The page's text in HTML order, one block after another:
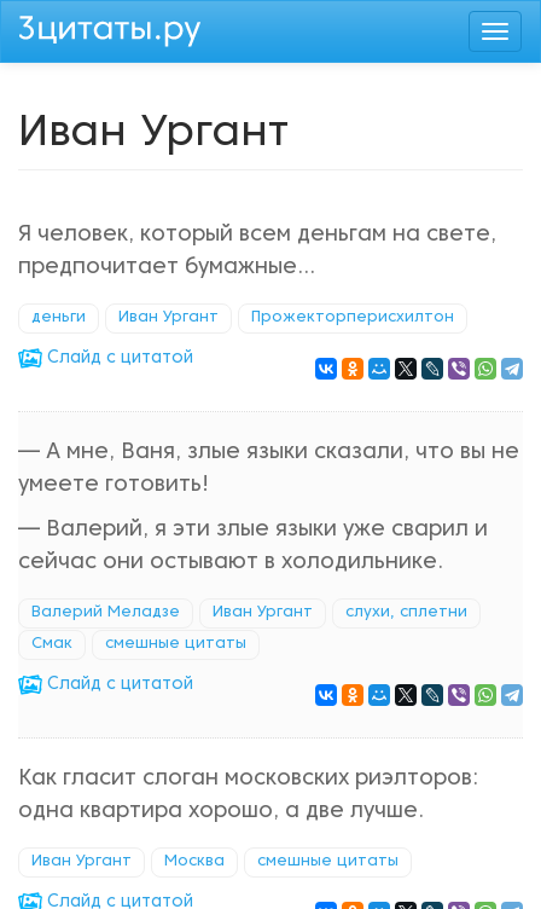
Перейти
Иван Ургант
Я человек, который всем деньгам на свете,
предпочитает бумажные...
деньги Иван Ургант Прожекторперисхилтон
Cлайд с цитатой
— А мне, Ваня, злые языки сказали, что вы не
умеете готовить!
— Валерий, я эти злые языки уже сварил и
сейчас они остывают в холодильнике.
Валерий Меладзе Иван Ургант слухи, сплетни
Смак смешные цитаты
Cлайд с цитатой
Как гласит слоган московских риэлторов:
одна квартира хорошо, а две лучше.
Иван Ургант Москва смешные цитаты
Cлайд с цитатой